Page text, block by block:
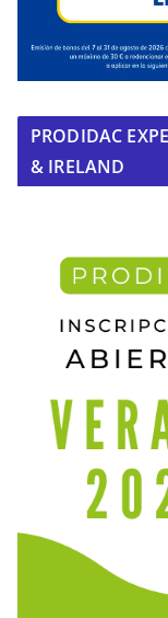
PRODIDAC
& IRELAND